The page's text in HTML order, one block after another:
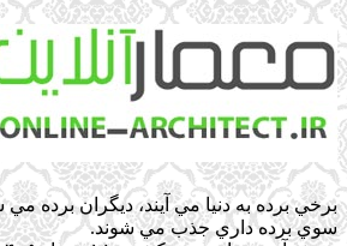
برخي برده به دنيا مي آيند، ديگران برده
سوي برده داري جذب مي شوند.